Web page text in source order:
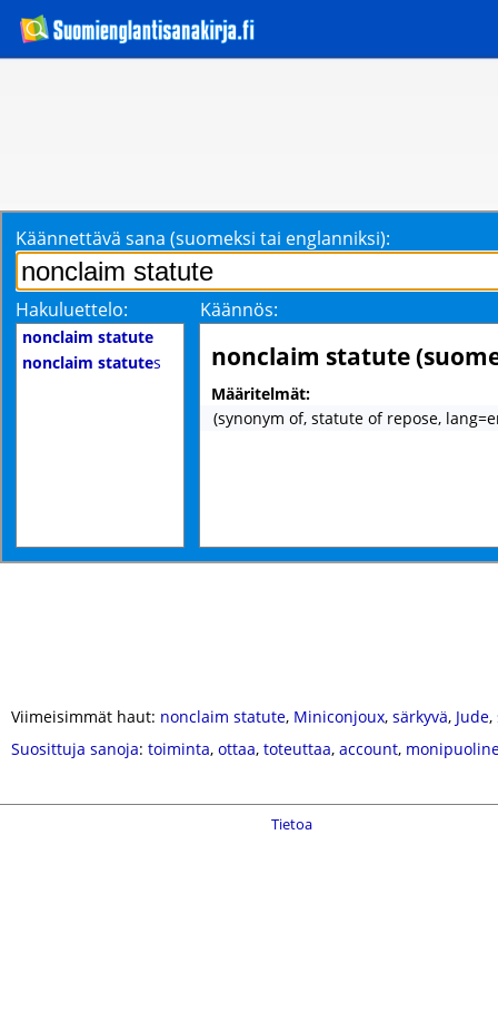
Käännettävä sana (suomeksi tai englanniksi):
Hakuluettelo: Käännös:
nonclaim statute
nonclaim statutes nonclaim statute
Määritelmät:
(synonym of, statute of repose,
Viimeisimmät haut: nonclaim statute, Miniconjoux, särkyvä, Jude,
Suosittuja sanoja: toiminta, ottaa, toteuttaa, account,
Tietoa